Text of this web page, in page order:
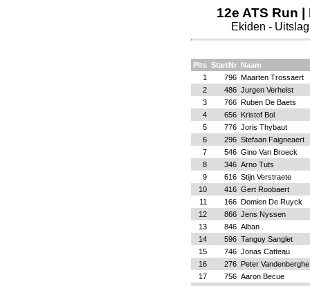
12e ATS Run
Ekiden -
Plts StartNr
Naam
1
796 Maarten Trossaert
2
486 Jurgen Verhelst
3
766 Ruben De Baets
4
656
Kristof Bol
5
776 Joris Thybaut
6
296 Stefaan Faigneaert
7
546 Gino Van Broeck
8
346 Arno Tuts
9
616 Stijn Verstraete
10
416 Gert Roobaert
11
166 Domien De Ruyck
12
866 Jens Nyssen
13
846 Alban .
14
596 Tanguy Sanglet
15
746 Jonas Catteau
16
276
Peter Vandenberghe
17
756 Aaron Becue